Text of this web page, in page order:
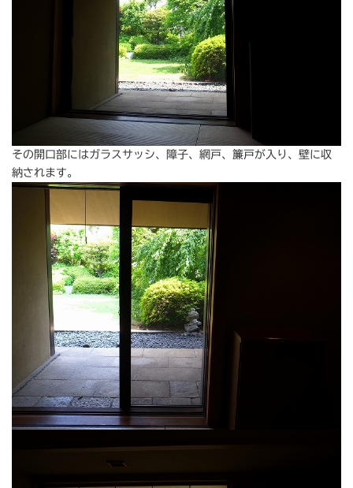
その開口部にはガラスサッシ、障子、網戸、簾戸が入り、壁に収
納されます。